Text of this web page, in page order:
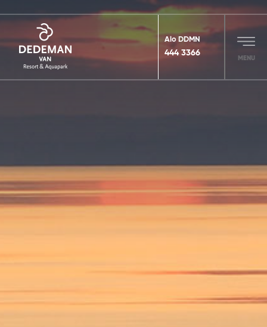
Alo DDMN
444 3366
MENU